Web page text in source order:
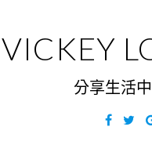
content
VICKEY
分享生活